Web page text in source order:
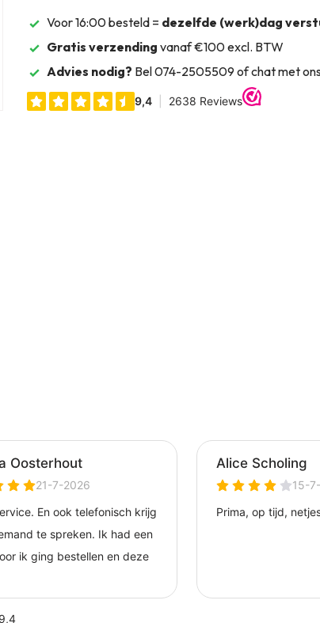
Voor 16:00 besteld = dezelfde (werk)dag
Gratis verzending vanaf €100 excl. BTW
Advies nodig? Bel 074-2505509 of chat met ons